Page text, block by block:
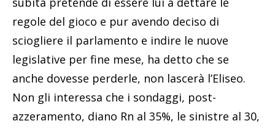
regole del gioco e pur avendo deciso di
sciogliere il parlamento e indire le nuove
legislative per fine mese, ha detto che se
anche dovesse perderle, non lascerà l’Eliseo.
Non gli interessa che i sondaggi, post-
azzeramento, diano Rn al 35%, le sinistre al 30,